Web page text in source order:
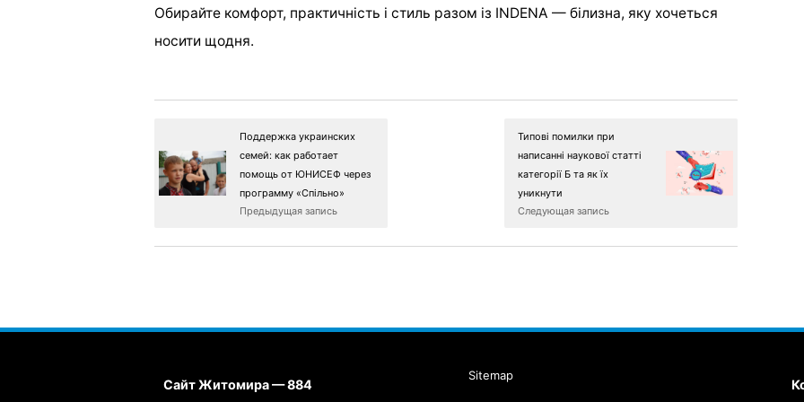
Обирайте комфорт, практичність і стиль разом із INDENA — білизна, яку хочеться
носити щодня.
Поддержка украинских
семей: как работает
помощь от ЮНИСЕФ через
программу «Спільно»
Предыдущая запись
Типові помилки при
написанні наукової статті
категорії Б та як їх
уникнути
Следующая запись
Сайт Житомира — 884
Sitemap